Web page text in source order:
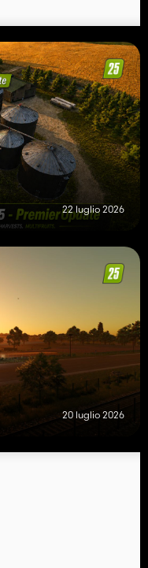
22 luglio 2026
20 luglio 2026